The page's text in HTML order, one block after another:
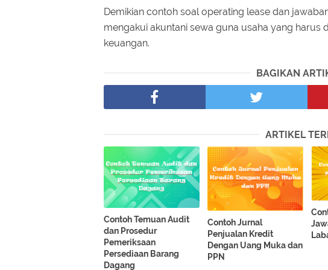
Demikian contoh soal operating lease dan
mengakui akuntani sewa guna usaha yang harus
keuangan.
BAGIKAN
ARTIKEL
Contoh Temuan Audit
dan Prosedur
Pemeriksaan
Persediaan Barang
Dagang
Contoh Jurnal
Penjualan Kredit
Dengan Uang Muka dan
PPN